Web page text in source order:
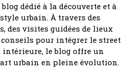
dédié à la découverte et à
urbain. À travers des
des visites guidées de lieux
conseils pour intégrer le street
le blog offre un
urbain en pleine évolution.